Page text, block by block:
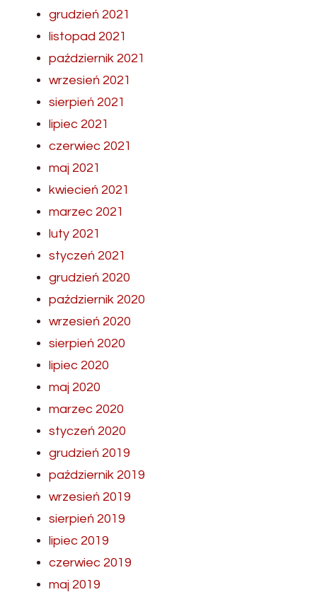
grudzień 2021
listopad 2021
październik 2021
wrzesień 2021
sierpień 2021
lipiec 2021
czerwiec 2021
maj 2021
kwiecień 2021
marzec 2021
luty 2021
styczeń 2021
grudzień 2020
październik 2020
wrzesień 2020
sierpień 2020
lipiec 2020
maj 2020
marzec 2020
styczeń 2020
grudzień 2019
październik 2019
wrzesień 2019
sierpień 2019
lipiec 2019
czerwiec 2019
maj 2019